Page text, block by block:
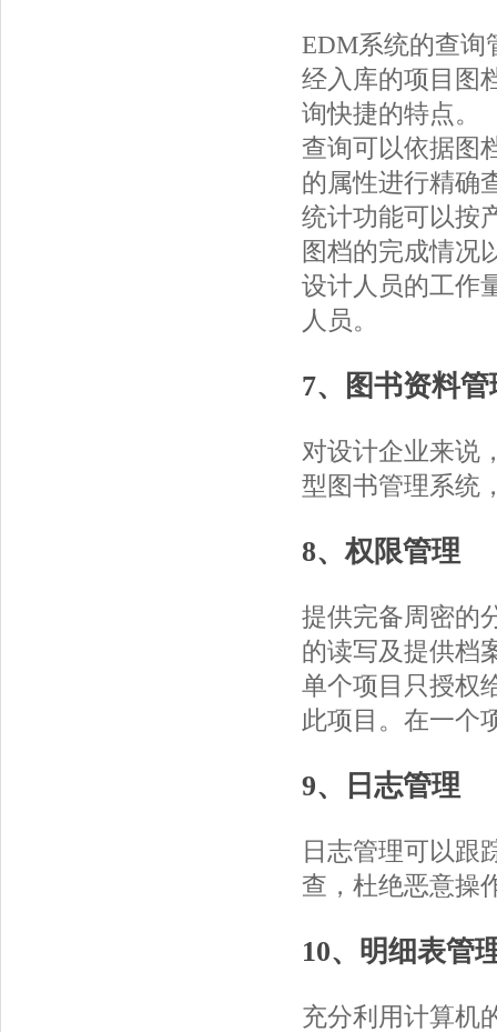
EDM系统的查询
经入库的项目图
询快捷的特点。
查询可以依据图
的属性进行精确
统计功能可以按
图档的完成情况
设计人员的工作
人员。
7、图书资料管
对设计企业来说
型图书管理系统
8、权限管理
提供完备周密的
的读写及提供档
单个项目只授权
此项目。在一个
9、日志管理
日志管理可以跟
查，杜绝恶意操
10、明细表管
充分利用计算机